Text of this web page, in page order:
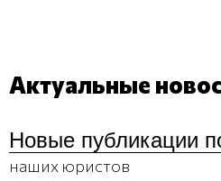
Актуальные
Новые публикации
наших юристов